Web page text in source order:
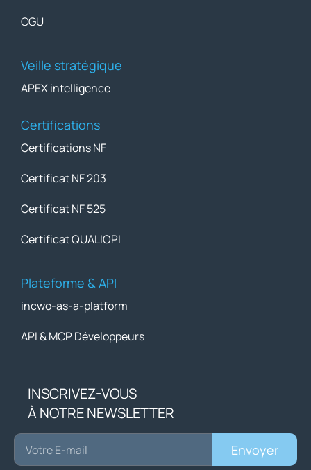
CGU
Veille stratégique
APEX intelligence
Certifications
Certifications NF
Certificat NF 203
Certificat NF 525
Certificat QUALIOPI
Plateforme & API
incwo-as-a-platform
API & MCP Développeurs
INSCRIVEZ-VOUS
À NOTRE NEWSLETTER
Envoyer